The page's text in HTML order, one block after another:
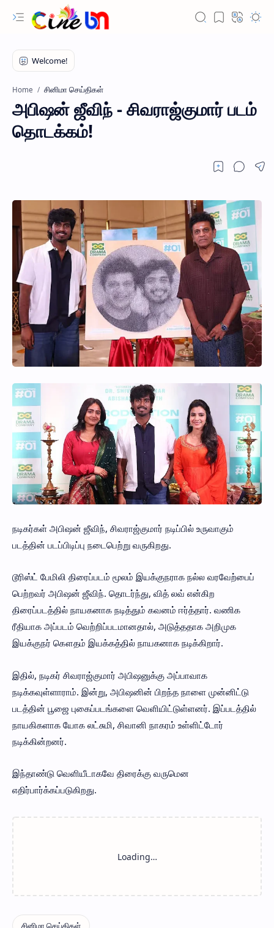
Home சினிமா செய்திகள்
அபிஷன் ஜீவிந் - சிவராஜ்குமார் படம்
தொடக்கம்!
நடிகர்கள் அபிஷன் ஜீவிந், சிவராஜ்குமார் நடிப்பில் உருவாகும்
படத்தின் படப்பிடிப்பு நடைபெற்று வருகிறது.
டூரிஸ்ட் பேமிலி திரைப்படம் மூலம் இயக்குநராக நல்ல வரவேற்பைப்
பெற்றவர் அபிஷன் ஜீவிந். தொடர்ந்து, வித் லவ் என்கிற
திரைப்படத்தில் நாயகனாக நடித்தும் கவனம் ஈர்த்தார். வணிக
ரீதியாக அப்படம் வெற்றிப்படமானதால், அடுத்ததாக அறிமுக
இயக்குநர் கௌதம் இயக்கத்தில் நாயகனாக நடிக்கிறார்.
இதில், நடிகர் சிவராஜ்குமார் அபிஷனுக்கு அப்பாவாக
நடிக்கவுள்ளாராம். இன்று, அபிஷனின் பிறந்த நாளை முன்னிட்டு
படத்தின் பூஜை புகைப்படங்களை வெளியிட்டுள்ளனர். இப்படத்தில்
நாயகிகளாக யோக லட்சுமி, சிவானி நாகரம் உள்ளிட்டோர்
நடிக்கின்றனர்.
இந்தாண்டு வெளியீடாகவே திரைக்கு வருமென
எதிர்பார்க்கப்படுகிறது.